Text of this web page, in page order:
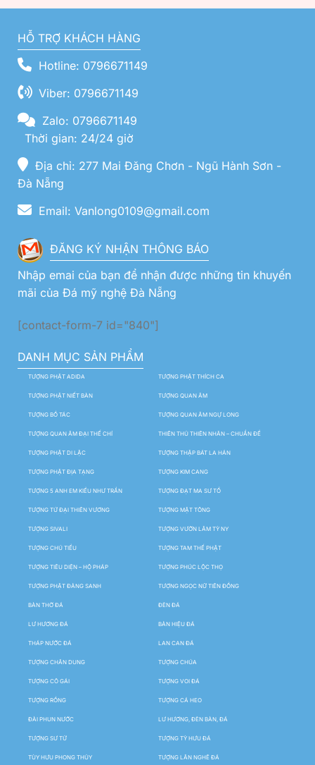
HỖ TRỢ KHÁCH HÀNG
Hotline: 0796671149
Viber: 0796671149
Zalo: 0796671149
Thời gian: 24/24 giờ
Địa chỉ: 277 Mai Đăng Chơn - Ngũ Hành Sơn -
Đà Nẵng
Email: Vanlong0109@gmail.com
ĐĂNG KÝ NHẬN THÔNG BÁO
Nhập emai của bạn để nhận được những tin khuyến
mãi của Đá mỹ nghệ Đà Nẵng
[contact-form-7 id="840"]
DANH MỤC SẢN PHẨM
TƯỢNG PHẬT ADIDA TƯỢNG PHẬT THÍCH CA
TƯỢNG PHẬT NIẾT BÀN TƯỢNG QUAN ÂM
TƯỢNG BỒ TÁC TƯỢNG QUAN ÂM NGỰ LONG
TƯỢNG QUAN ÂM ĐẠI THẾ CHÍ THIÊN THỦ THIÊN NHÃN – CHUẨN ĐỀ
TƯỢNG PHẬT DI LẶC TƯỢNG THẬP BÁT LA HÁN
TƯỢNG PHẬT ĐỊA TẠNG TƯỢNG KIM CANG
TƯỢNG 5 ANH EM KIỀU NHƯ TRẦN TƯỢNG ĐẠT MA SƯ TỔ
TƯỢNG TỨ ĐẠI THIÊN VƯƠNG TƯỢNG MẬT TÔNG
TƯỢNG SIVALI TƯỢNG VƯỜN LÂM TỲ NY
TƯỢNG CHÚ TIỂU TƯỢNG TAM THẾ PHẬT
TƯỢNG TIÊU DIỆN – HỘ PHÁP TƯỢNG PHÚC LỘC THỌ
TƯỢNG PHẬT ĐẢNG SANH TƯỢNG NGỌC NỮ TIÊN ĐỒNG
BÀN THỜ ĐÁ ĐÈN ĐÁ
LƯ HƯƠNG ĐÁ BẢN HIỆU ĐÁ
THÁP NƯỚC ĐÁ LAN CAN ĐÁ
TƯỢNG CHÂN DUNG TƯỢNG CHÚA
TƯỢNG CÔ GÁI TƯỢNG VOI ĐÁ
TƯỢNG RỒNG TƯỢNG CÁ HEO
ĐÀI PHUN NƯỚC LƯ HƯƠNG, ĐÈN BÀN, ĐÁ
TƯỢNG SƯ TỬ TƯỢNG TỲ HƯU ĐÁ
TÙY HƯU PHONG THỦY TƯỢNG LÂN NGHÊ ĐÁ